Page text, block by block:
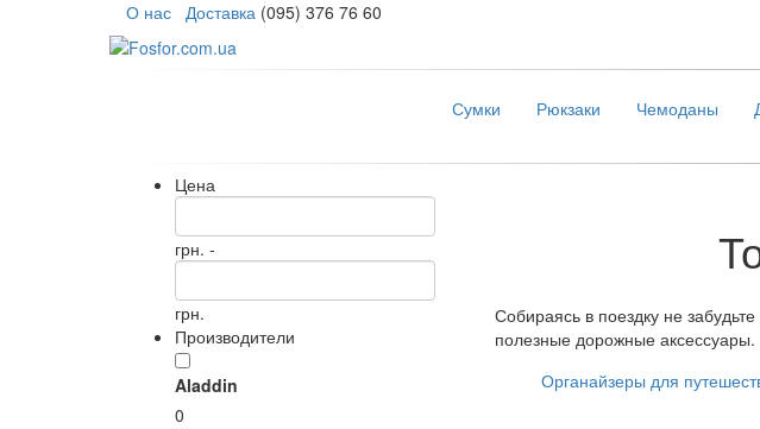
О нас Доставка (095) 376 76 60
Сумки Рюкзаки Чемоданы
Цена
грн. -
грн.
Производители
Aladdin
0
Собираясь в поездку не
полезные дорожные аксессуары.
Органайзеры для